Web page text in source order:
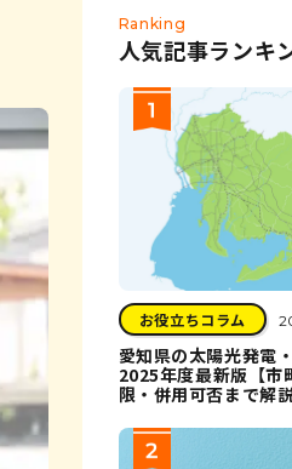
Ranking
人気記事ランキ
お役立ちコラム
愛知県の太陽光発電
2025年度最新版【市
限・併用可否まで解説